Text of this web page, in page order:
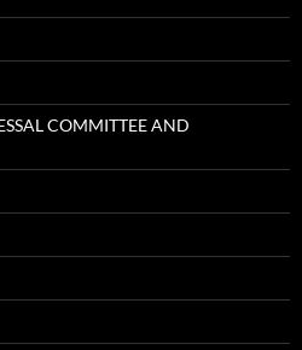
COMMITTEE AND